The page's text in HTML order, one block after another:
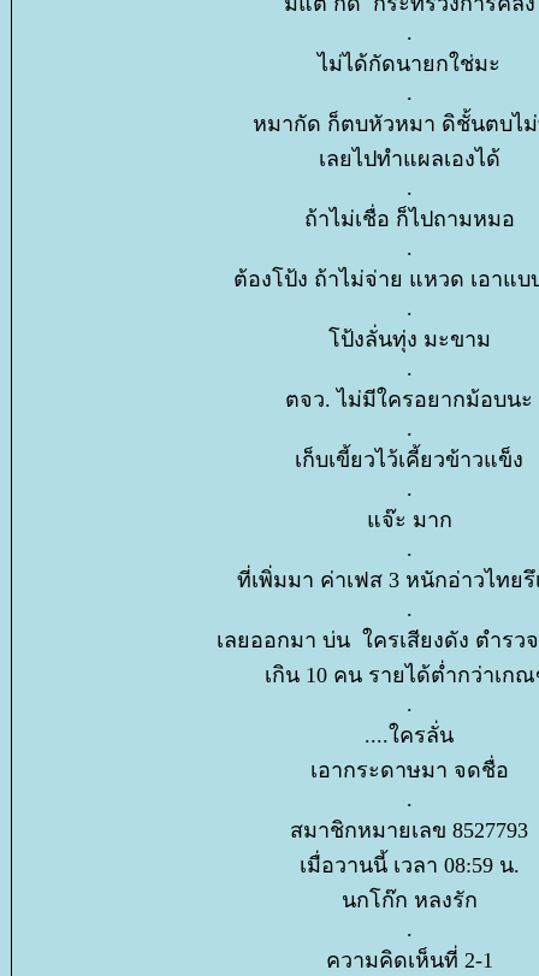
.
ไม่ได้กัดนายกใช่มะ
.
หมากัด ก็ตบหัวหมา ดิชั้นตบไ
เลยไปทำแผลเองได้
.
ถ้าไม่เชื่อ ก็ไปถามหมอ
.
ต้องโป้ง ถ้าไม่จ่าย แหวด เอาแบ
.
ป้งลั่นทุ่ง มะขาม
.
ตจว. ไม่มีใครอยากม้อบนะ
.
เก็บเขี้ยวไว้เคี้ยวข้าวแข็ง
.
จ๊ะ มาก
.
ที่เพิ่มมา ค่าเฟส 3 หนักอ่าวไทยรึ
.
เลยออกมา บ่น ใครเสียงดัง ตำรว
เกิน 10 คน รายได้ต่ำกว่าเก
.
....ใครลั่น
เอากระดาษมา จดชื่อ
.
สมาชิกหมายเลข 8527793
เมื่อวานนี้ เวลา 08:59 น.
นกโก๊ก หลงรัก
.
ความคิดเห็นที่ 2-1